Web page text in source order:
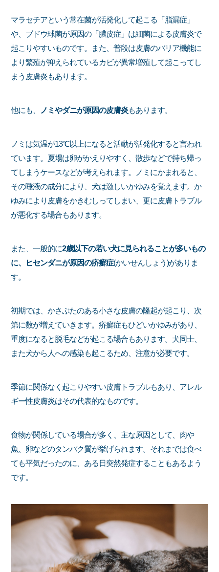
マラセチアという常在菌が活発化して起こる「脂漏症」
や、ブドウ球菌が原因の「膿皮症」は細菌による皮膚炎で
起こりやすいものです。また、普段は皮膚のバリア機能に
より繁殖が抑えられているカビが異常増殖して起こってし
まう皮膚炎もあります。
他にも、 ノミやダニが原因の皮膚炎もあります。
ノミは気温が13℃以上になると活動が活発化すると言われ
ています。夏場は卵がかえりやすく、散歩などで持ち帰っ
てしまうケースなどが考えられます。ノミにかまれると、
その唾液の成分により、犬は激しいかゆみを覚えます。か
ゆみにより皮膚をかきむしってしまい、更に皮膚トラブル
が悪化する場合もあります。
また、一般的に2歳以下の若い犬に見られることが多いもの
に、ヒセンダニが原因の疥癬症(かいせんしょう)がありま
す。
初期では、かさぶたのある小さな皮膚の隆起が起こり、次
第に数が増えていきます。疥癬症もひどいかゆみがあり、
重度になると脱毛などが起こる場合もあります。犬同士、
また犬から人への感染も起こるため、注意が必要です。
季節に関係なく起こりやすい皮膚トラブルもあり、アレル
ギー性皮膚炎はその代表的なものです。
食物が関係している場合が多く、主な原因として、肉や
魚、卵などのタンパク質が挙げられます。それまでは食べ
ても平気だったのに、ある日突然発症することもあるよう
です。